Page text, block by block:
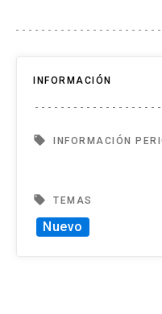
INFORMACIÓN
local_offer INFORMACIÓN
local_offer TEMAS
Nuevo